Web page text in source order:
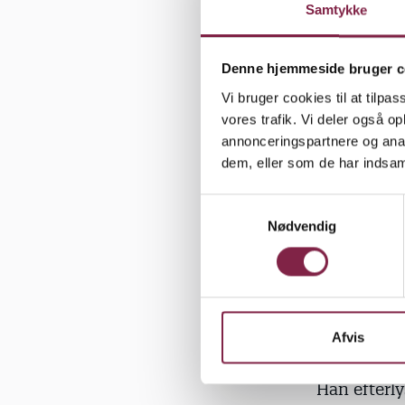
Samtykke
Denne hjemmeside bruger
Vi bruger cookies til at
vores trafik. Vi deler også
annonceringspartnere og
dem, eller som de har
v
Nødvendig
Afvis
Han
at
hinanden.
mange
Børnene
Dan
hverken
Han